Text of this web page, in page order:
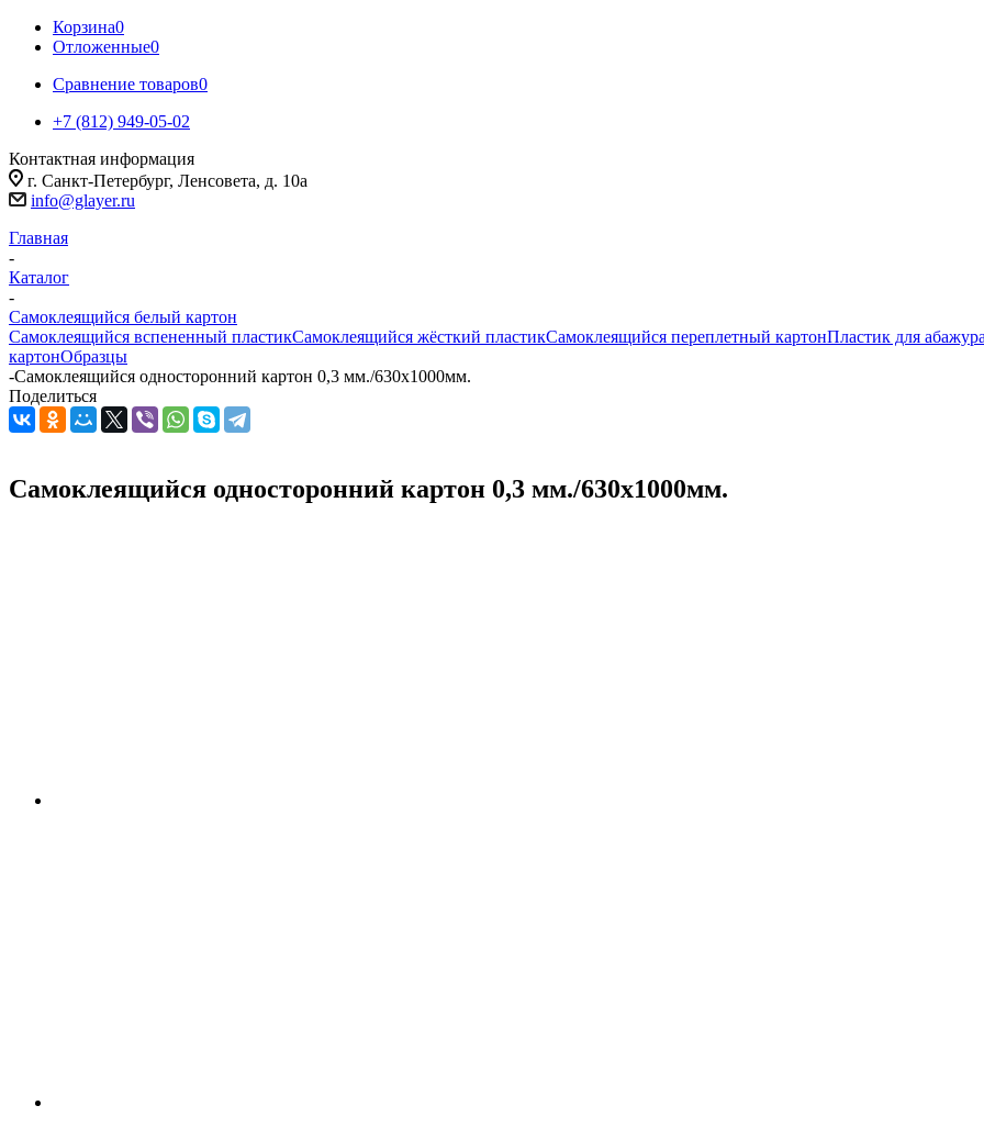
Корзина0
Отложенные0
Сравнение товаров0
+7 (812) 949-05-02
Контактная информация
г. Санкт-Петербург, Ленсовета, д. 10а
info@glayer.ru
Главная
-
Каталог
-
Самоклеящийся белый картон
Самоклеящийся вспененный пластикСамоклеящийся жёсткий пластикСамоклеящийся переплетный картонПластик для абажура
картонОбразцы
-Самоклеящийся односторонний картон 0,3 мм./630х1000мм.
Поделиться
Самоклеящийся односторонний картон 0,3 мм./630х1000мм.